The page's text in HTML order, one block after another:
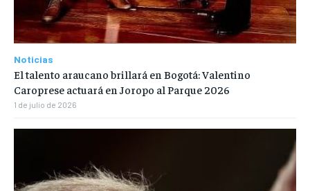
Noticias
El talento araucano brillará en Bogotá: Valentino
Caroprese actuará en Joropo al Parque 2026
1 de julio de 2026